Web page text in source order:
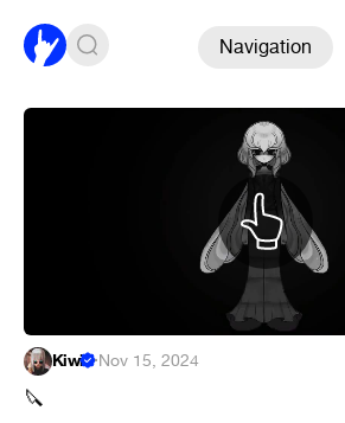
Navigation
Kiwi ·Nov 15, 2024
🔪